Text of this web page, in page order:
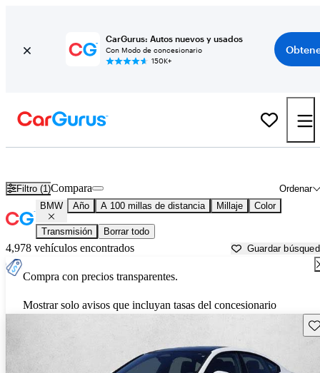
CarGurus: Autos nuevos y usados
Con Modo de concesionario
150K+
Filtro (1) Ordenar
Compara
BMW Año A 100 millas de distancia Millaje Color
Transmisión Borrar todo
4,978 vehículos encontrados Guardar
Compra con precios transparentes.
Mostrar solo avisos que incluyan tasas del concesionario